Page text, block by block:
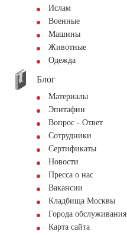
Ислам
Военные
Машины
Животные
Одежда
Блог
Материалы
Эпитафии
Вопрос - Ответ
Сотрудники
Сертификаты
Новости
Пресса о нас
Вакансии
Кладбища Москвы
Города обслуживания
Карта сайта